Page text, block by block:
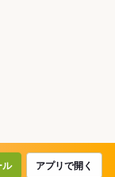
ル アプリで開く